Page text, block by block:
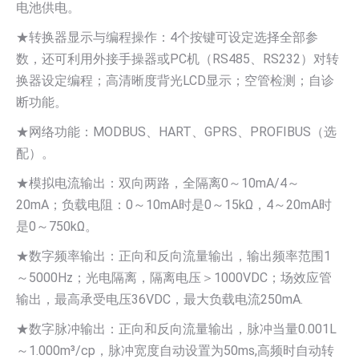
电池供电。
★转换器显示与编程操作：4个按键可设定选择全部参
数，还可利用外接手操器或PC机（RS485、RS232）对转
换器设定编程；高清晰度背光LCD显示；空管检测；自诊
断功能。
★网络功能：MODBUS、HART、GPRS、PROFIBUS（选
配）。
★模拟电流输出：双向两路，全隔离0～10mA/4～
20mA；负载电阻：0～10mA时是0～15kΩ，4～20mA时
是0～750kΩ。
★数字频率输出：正向和反向流量输出，输出频率范围1
～5000Hz；光电隔离，隔离电压＞1000VDC；场效应管
输出，最高承受电压36VDC，最大负载电流250mA.
★数字脉冲输出：正向和反向流量输出，脉冲当量0.001L
～1.000m³/cp，脉冲宽度自动设置为50ms,高频时自动转